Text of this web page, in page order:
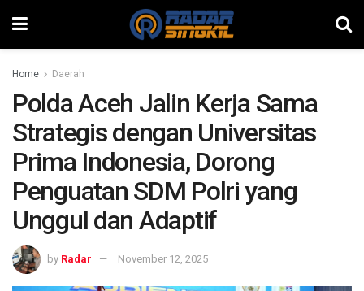
Home Daerah
Polda Aceh Jalin Kerja Sama
Strategis dengan Universitas
Prima Indonesia, Dorong
Penguatan SDM Polri yang
Unggul dan Adaptif
by Radar November 12, 2025